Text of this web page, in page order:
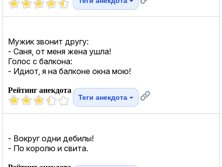
Мужик звонит другу:
- Саня, от меня жена ушла!
Голос с балкона:
- Идиот, я на балконе окна мою!
Рейтинг анекдота
Теги анекдота
- Вокруг одни дебилы!
- По королю и свита.